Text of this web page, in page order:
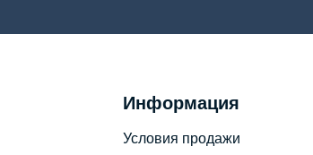
Информация
Условия продажи